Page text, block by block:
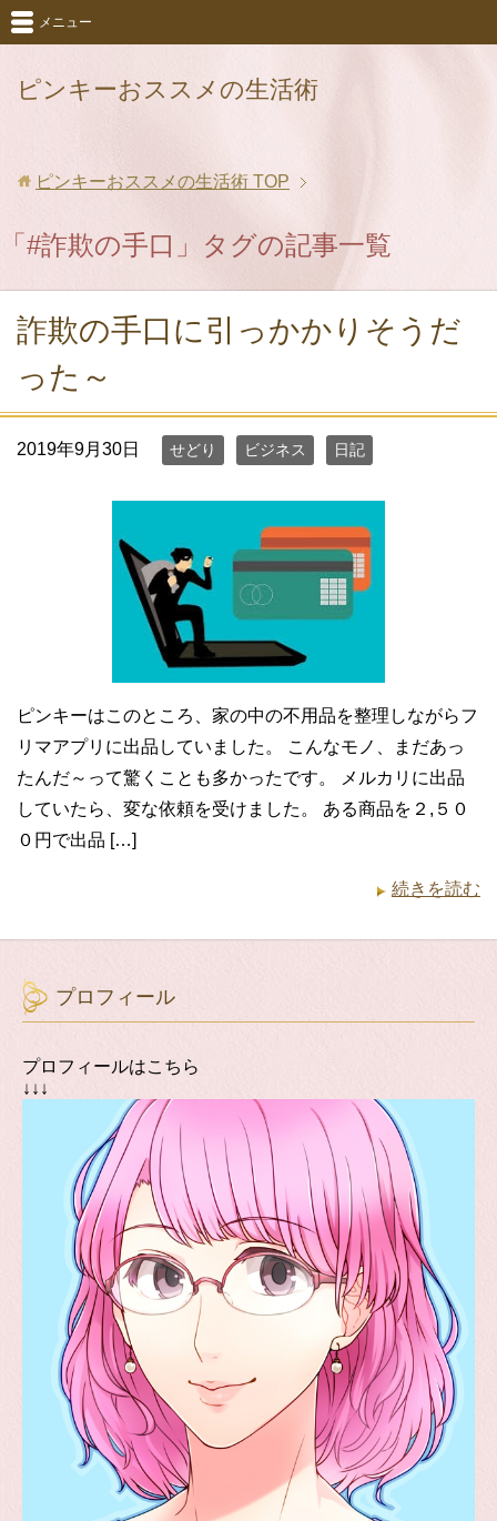
ピンキーおススメの生活術
メニュー
ピンキーおススメの生活術 TOP
「#詐欺の手口」タグの記事一覧
詐欺の手口に引っかかりそうだ
った～
2019年9月30日 せどり ビジネス 日記
ピンキーはこのところ、家の中の不用品を整理しながらフ
リマアプリに出品していました。 こんなモノ、まだあっ
たんだ～って驚くことも多かったです。 メルカリに出品
していたら、変な依頼を受けました。 ある商品を２,５０
０円で出品 […]
続きを読む
プロフィール
プロフィールはこちら
↓↓↓